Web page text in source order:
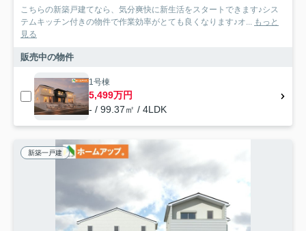
こちらの新築戸建てなら、気分爽快に新生活をスタートできます♪シス
テムキッチン付きの物件で作業効率がとても良くなります♪オ... もっと
見る
販売中の物件
1号棟
5,499万円
- / 99.37㎡ / 4LDK
新築一戸建